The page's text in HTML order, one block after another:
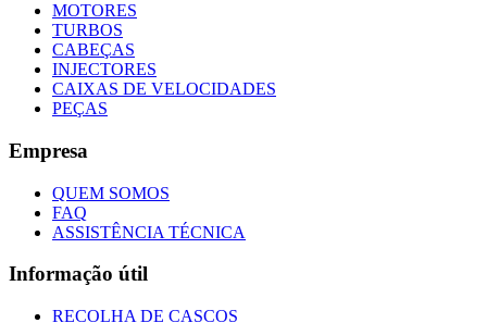
MOTORES
TURBOS
CABEÇAS
INJECTORES
CAIXAS DE VELOCIDADES
PEÇAS
Empresa
QUEM SOMOS
FAQ
ASSISTÊNCIA TÉCNICA
Informação útil
RECOLHA DE CASCOS